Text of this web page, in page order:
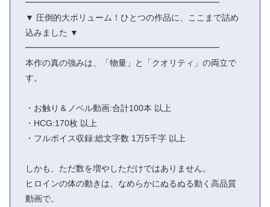
━━━━━━━━━━━━━━━━━━━━━━━
▼ 圧倒的大ボリューム！ひとつの作品に、ここまで詰め
込みました ▼
━━━━━━━━━━━━━━━━━━━━━━━
本作の真の強みは、「物量」と「クオリティ」の両立で
す。
・お触り＆ノベル動画:合計100本 以上
・HCG:170枚 以上
・フルボイス収録:総文字数 1万5千字 以上
しかも、ただ数を増やしただけではありません。
ヒロインの体の動きは、なめらかにぬるぬる動く高品質
動画で。